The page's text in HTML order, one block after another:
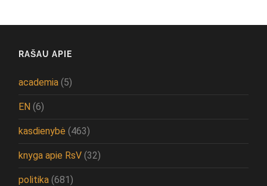
RAŠAU APIE
academia (5)
EN (6)
kasdienybė (463)
knyga apie RsV (32)
politika (681)